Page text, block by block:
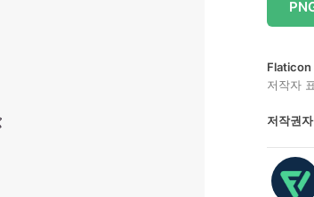
Flaticon
저작자
저작권